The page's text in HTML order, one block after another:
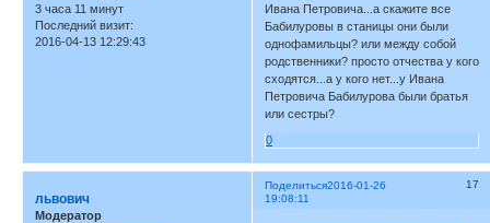
3 часа 11 минут
Последний визит:
2016-04-13 12:29:43
Ивана Петровича...а скажите все
Бабилуровы в станицы они были
однофамильцы? или между собой
родственники? просто отчества у кого
сходятся...а у кого нет...у Ивана
Петровича Бабилурова были братья
или сестры?
0
Поделиться 17
2016-01-26
19:08:11
львович
Модератор